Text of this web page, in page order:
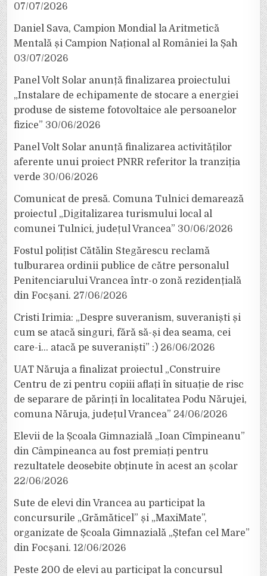
07/07/2026
Daniel Sava, Campion Mondial la Aritmetică
Mentală și Campion Național al României la Șah
03/07/2026
Panel Volt Solar anunță finalizarea proiectului
„Instalare de echipamente de stocare a energiei
produse de sisteme fotovoltaice ale persoanelor
fizice” 30/06/2026
Panel Volt Solar anunță finalizarea activităților
aferente unui proiect PNRR referitor la tranziția
verde 30/06/2026
Comunicat de presă. Comuna Tulnici demarează
proiectul „Digitalizarea turismului local al
comunei Tulnici, județul Vrancea” 30/06/2026
Fostul polițist Cătălin Stegărescu reclamă
tulburarea ordinii publice de către personalul
Penitenciarului Vrancea într-o zonă rezidențială
din Focșani. 27/06/2026
Cristi Irimia: „Despre suveranism, suveraniști și
cum se atacă singuri, fără să-și dea seama, cei
care-i… atacă pe suveraniști” :) 26/06/2026
UAT Năruja a finalizat proiectul „Construire
Centru de zi pentru copiii aflați în situație de risc
de separare de părinți în localitatea Podu Nărujei,
comuna Năruja, județul Vrancea” 24/06/2026
Elevii de la Școala Gimnazială „Ioan Cîmpineanu”
din Câmpineanca au fost premiați pentru
rezultatele deosebite obținute în acest an școlar
22/06/2026
Sute de elevi din Vrancea au participat la
concursurile „Grămăticel” și „MaxiMate”,
organizate de Școala Gimnazială „Ștefan cel Mare”
din Focșani. 12/06/2026
Peste 200 de elevi au participat la concursul